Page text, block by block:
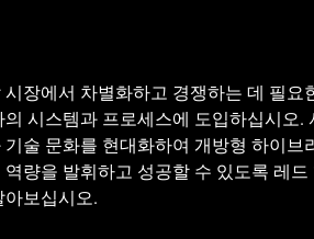
시장에서 차별화하고 경쟁하는 데 필요
의 시스템과 프로세스에 도입하십시오.
기술 문화를 현대화하여 개방형 하이브
역량을 발휘하고 성공할 수 있도록 레
아보십시오.